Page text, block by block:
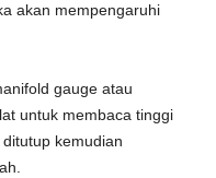
akan mempengaruhi
gauge atau
untuk membaca tinggi
kemudian